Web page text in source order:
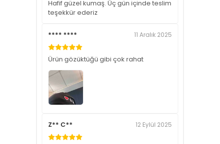
Hafif güzel kumaş. Üç gün içinde teslim
teşekkür ederiz
**** **** 11 Aralık 2025
Ürün gözüktüğü gibi çok rahat
Z** C** 12 Eylül 2025